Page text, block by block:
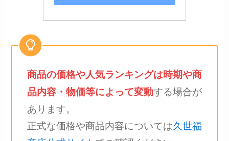
商品の価格や人気ランキングは時期や商
品内容・物価等によって変動する場合が
あります。
正式な価格や商品内容については久世福